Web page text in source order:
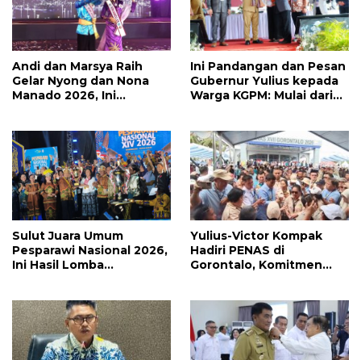
Andi dan Marsya Raih
Gelar Nyong dan Nona
Manado 2026, Ini
Ini Pandangan dan Pesan
Gubernur Yulius kepada
Warga KGPM: Mulai dari
Sulut Juara Umum
Pesparawi Nasional 2026,
Ini Hasil Lomba
Yulius-Victor Kompak
Hadiri PENAS di
Gorontalo, Komitmen
Pangan Presiden
Prabowo